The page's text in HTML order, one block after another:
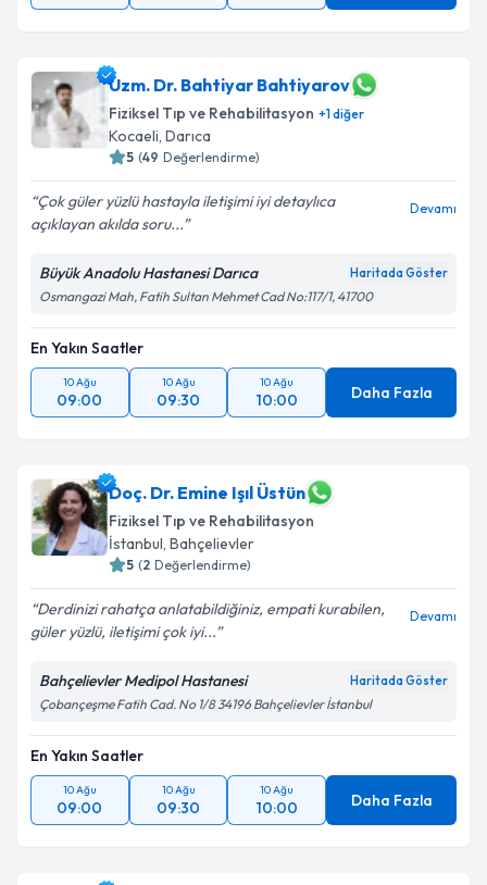
Uzm. Dr. Bahtiyar Bahtiyarov
Fiziksel Tıp ve Rehabilitasyon +1diğer
Kocaeli, Darıca
5 (49 Değerlendirme)
Çok güler yüzlü hastayla iletişimi iyi detaylıca
açıklayan akılda soru...
Devamı
Büyük Anadolu Hastanesi Darıca Haritada Göster
Osmangazi Mah, Fatih Sultan Mehmet Cad No:117/1, 41700
En Yakın Saatler
10 Ağu
09:00
10 Ağu
09:30
10 Ağu
10:00 Daha Fazla
Doç. Dr. Emine Işıl Üstün
Fiziksel Tıp ve Rehabilitasyon
İstanbul, Bahçelievler
5 (2 Değerlendirme)
Derdinizi rahatça anlatabildiğiniz, empati kurabilen,
güler yüzlü, iletişimi çok iyi...
Devamı
Bahçelievler Medipol Hastanesi Haritada Göster
Çobançeşme Fatih Cad. No 1/8 34196 Bahçelievler İstanbul
En Yakın Saatler
10 Ağu
09:00
10 Ağu
09:30
10 Ağu
10:00 Daha Fazla